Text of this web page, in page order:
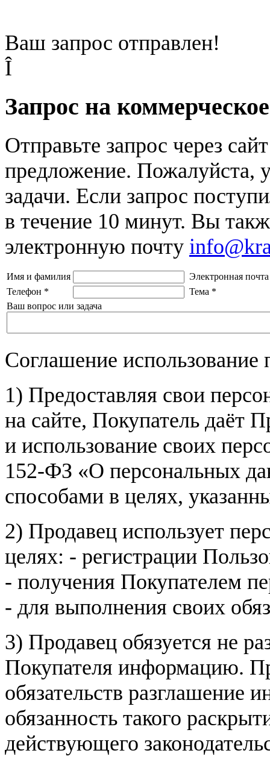
Ваш запрос отправлен!
Î
Запрос на
Отправьте запрос через
предложение. Пожалуйста,
задачи. Если запрос
в течение 10 минут. Вы
электронную почту
Имя и фамилия
Электронная почта
Телефон * Тема *
Ваш вопрос или задача
Соглашение
1) Предоставляя свои
на сайте, Покупатель даёт
и использование своих
152-ФЗ «О персональных
способами в целях,
2) Продавец использует
целях: - регистрации
- получения Покупателем
- для выполнения своих
3) Продавец обязуется не
Покупателя информацию.
обязательств разглашение
обязанность такого
действующего